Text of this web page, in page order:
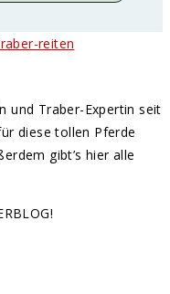
und Traber-Expertin seit
diese tollen Pferde
gibt’s hier alle